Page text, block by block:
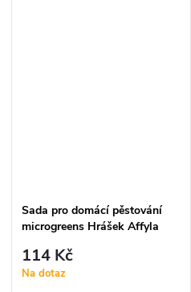
Sada pro domácí pěstování
microgreens Hrášek Affyla
114 Kč
Na dotaz